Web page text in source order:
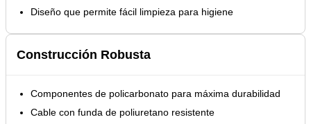
Diseño que permite fácil limpieza para higiene
Construcción Robusta
Componentes de policarbonato para máxima durabilidad
Cable con funda de poliuretano resistente